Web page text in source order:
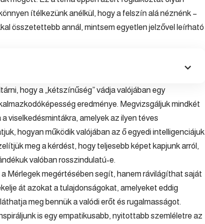
ítélkezünk anélkül, hogy a felszín alá néznénk –
összetettebb annál, mintsem egyetlen jelzővel leírható
hogy a „kétszínűség” vádja valójában egy
eredménye. Megvizsgáljuk mindkét
viselkedésmintákra, amelyek az ilyen téves
hogyan működik valójában az ő egyedi intelligenciájuk
meg a kérdést, hogy teljesebb képet kapjunk arról,
valóban rosszindulatú-e.
Mérlegek megértésében segít, hanem rávilágíthat saját
át azokat a tulajdonságokat, amelyeket eddig
meg bennük a valódi erőt és rugalmasságot.
is egy empatikusabb, nyitottabb szemléletre az